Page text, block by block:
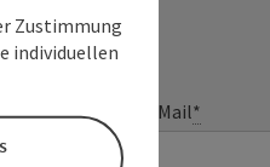
E-Mail*
Zustimmung
individuellen